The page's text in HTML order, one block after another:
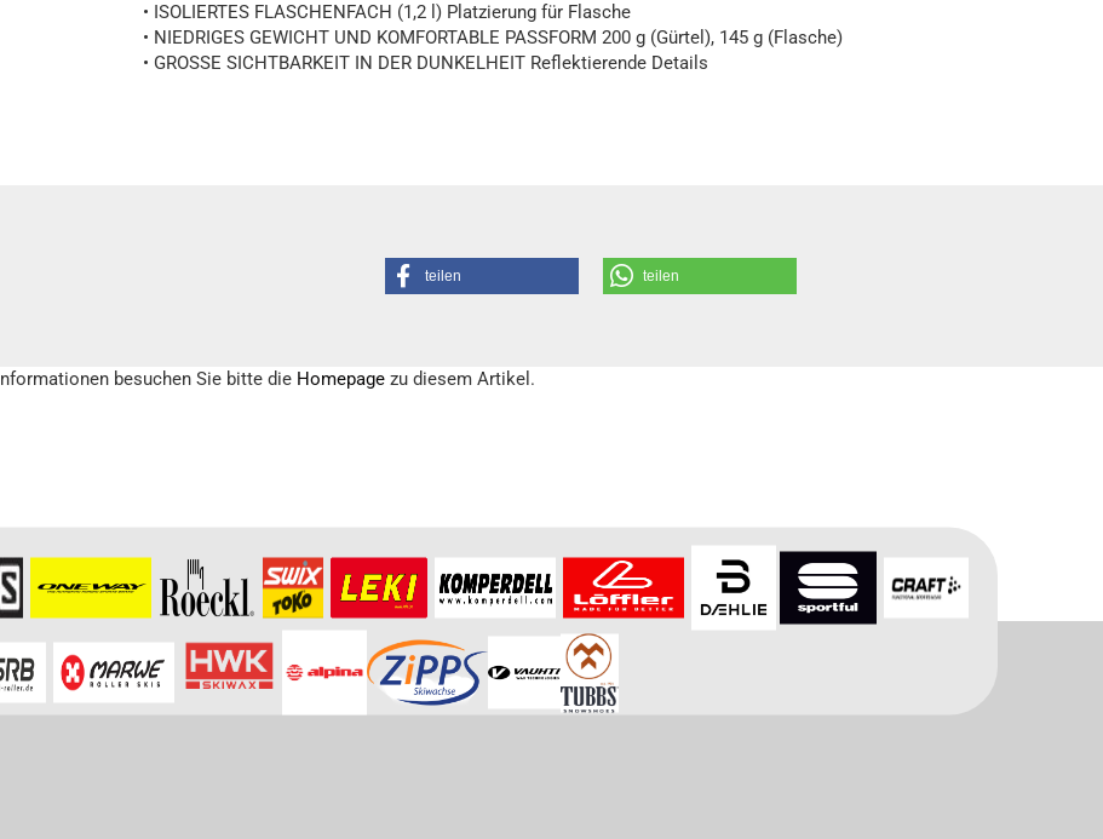
• ISOLIERTES FLASCHENFACH (1,2 l) Platzierung für Flasche
• NIEDRIGES GEWICHT UND KOMFORTABLE PASSFORM 200 g (Gürtel), 145 g (Flasche)
• GROSSE SICHTBARKEIT IN DER DUNKELHEIT Reflektierende Details
teilen teilen
besuchen Sie bitte die Homepage zu diesem Artikel.